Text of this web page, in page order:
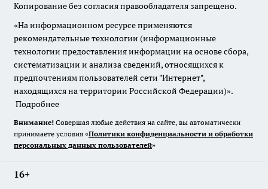
Копирование без согласия правообладателя запрещено.
«На информационном ресурсе применяются
рекомендательные технологии (информационные
технологии предоставления информации на основе сбора,
систематизации и анализа сведений, относящихся к
предпочтениям пользователей сети "Интернет",
находящихся на территории Российской Федерации)».
Подробнее
Внимание! Совершая любые действия на сайте, вы автоматически
принимаете условия «Политики конфиденциальности и обработки
персональных данных пользователей»
16+